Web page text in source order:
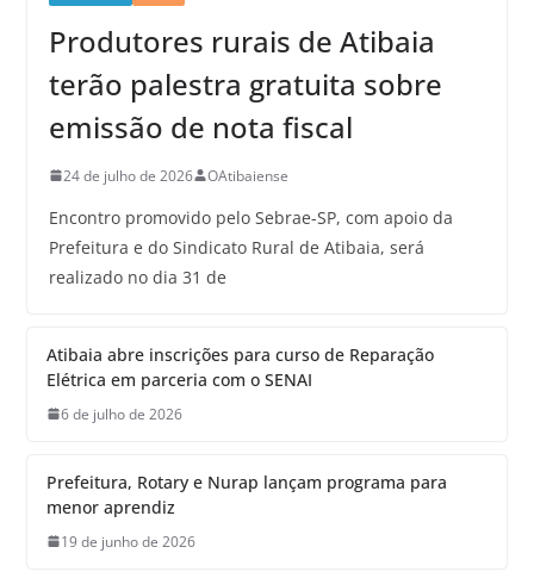
Produtores rurais de Atibaia
terão palestra gratuita sobre
emissão de nota fiscal
24 de julho de 2026 OAtibaiense
Encontro promovido pelo Sebrae-SP, com apoio da
Prefeitura e do Sindicato Rural de Atibaia, será
realizado no dia 31 de
Atibaia abre inscrições para curso de Reparação
Elétrica em parceria com o SENAI
6 de julho de 2026
Prefeitura, Rotary e Nurap lançam programa para
menor aprendiz
19 de junho de 2026